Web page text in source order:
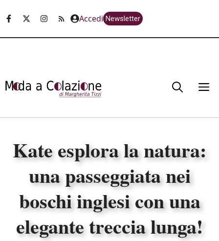
Accedi Newsletter
Kate esplora la natura:
una passeggiata nei
boschi inglesi con una
elegante treccia lunga!